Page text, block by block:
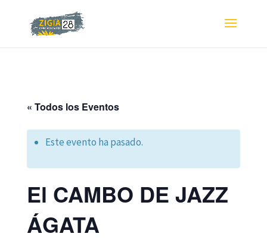
« Todos los Eventos
Este evento ha pasado.
El CAMBO DE JAZZ
ÁGATA